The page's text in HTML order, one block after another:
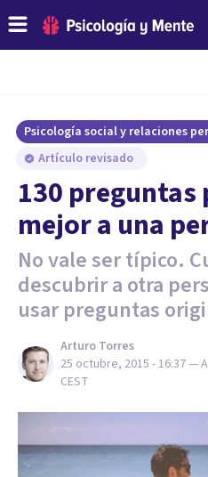
Psicología social y relaciones
Artículo revisado
130 preguntas
mejor a una
No vale ser típico.
descubrir a otra
usar preguntas
Arturo Torres
25 octubre, 2015 - 16:37—
CEST